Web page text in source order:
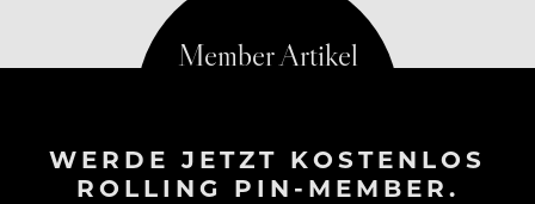
WERDE JETZT KOSTENLOS
ROLLING PIN-MEMBER.